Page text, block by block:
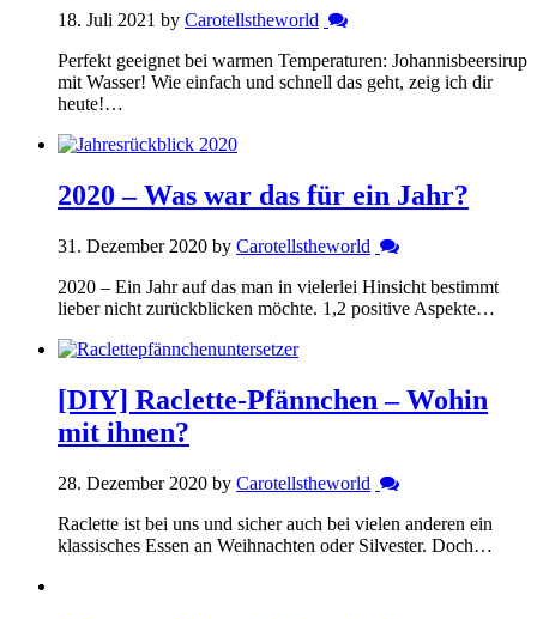
18. Juli 2021 by Carotellstheworld
Perfekt geeignet bei warmen Temperaturen: Johannisbeersirup
mit Wasser! Wie einfach und schnell das geht, zeig ich dir
heute!…
2020 – Was war das für ein Jahr?
31. Dezember 2020 by Carotellstheworld
2020 – Ein Jahr auf das man in vielerlei Hinsicht bestimmt
lieber nicht zurückblicken möchte. 1,2 positive Aspekte…
[DIY] Raclette-Pfännchen – Wohin
mit ihnen?
28. Dezember 2020 by Carotellstheworld
Raclette ist bei uns und sicher auch bei vielen anderen ein
klassisches Essen an Weihnachten oder Silvester. Doch…